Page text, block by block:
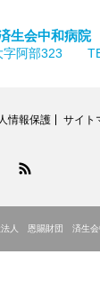
会中和病院
字阿部323
情報保護 サイト
法人 恩賜財団 済生会